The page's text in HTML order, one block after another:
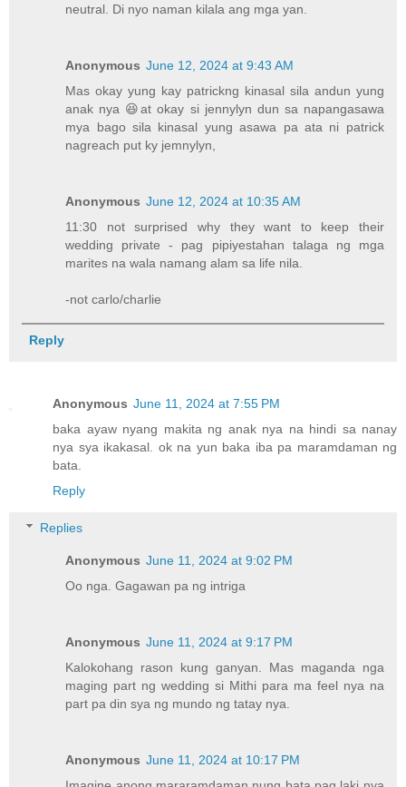
neutral. Di nyo naman kilala ang mga yan.
Anonymous June 12, 2024 at 9:43 AM
Mas okay yung kay patrickng kinasal sila andun yung
anak nya 😆at okay si jennylyn dun sa napangasawa
mya bago sila kinasal yung asawa pa ata ni patrick
nagreach put ky jemnylyn,
Anonymous June 12, 2024 at 10:35 AM
11:30 not surprised why they want to keep their
wedding private - pag pipiyestahan talaga ng mga
marites na wala namang alam sa life nila.
-not carlo/charlie
Reply
Anonymous June 11, 2024 at 7:55 PM
baka ayaw nyang makita ng anak nya na hindi sa nanay
nya sya ikakasal. ok na yun baka iba pa maramdaman ng
bata.
Reply
Replies
Anonymous June 11, 2024 at 9:02 PM
Oo nga. Gagawan pa ng intriga
Anonymous June 11, 2024 at 9:17 PM
Kalokohang rason kung ganyan. Mas maganda nga
maging part ng wedding si Mithi para ma feel nya na
part pa din sya ng mundo ng tatay nya.
Anonymous June 11, 2024 at 10:17 PM